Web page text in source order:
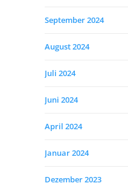
September 2024
August 2024
Juli 2024
Juni 2024
April 2024
Januar 2024
Dezember 2023